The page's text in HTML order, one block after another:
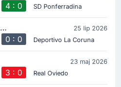
4 : 0 SD Ponferradina
25 lip 2026
0 : 0 Deportivo La Coruna
23 maj 2026
3 : 0 Real Oviedo